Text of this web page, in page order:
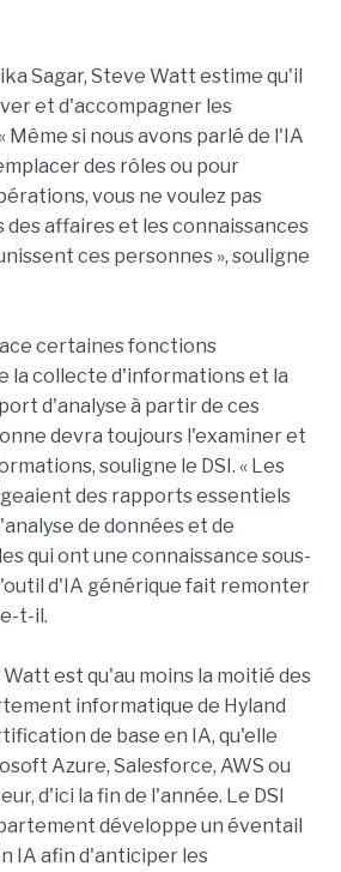
Sagar, Steve Watt estime qu'il
et d'accompagner les
Même si nous avons parlé de l'IA
des rôles ou pour
vous ne voulez pas
affaires et les connaissances
ces personnes », souligne
certaines fonctions
la collecte d'informations et la
d'analyse à partir de ces
devra toujours l'examiner et
souligne le DSI. « Les
des rapports essentiels
de données et de
qui ont une connaissance sous-
d'IA générique fait remonter
t-il.
est qu'au moins la moitié des
informatique de Hyland
de base en IA, qu'elle
Azure, Salesforce, AWS ou
d'ici la fin de l'année. Le DSI
développe un éventail
IA afin d'anticiper les